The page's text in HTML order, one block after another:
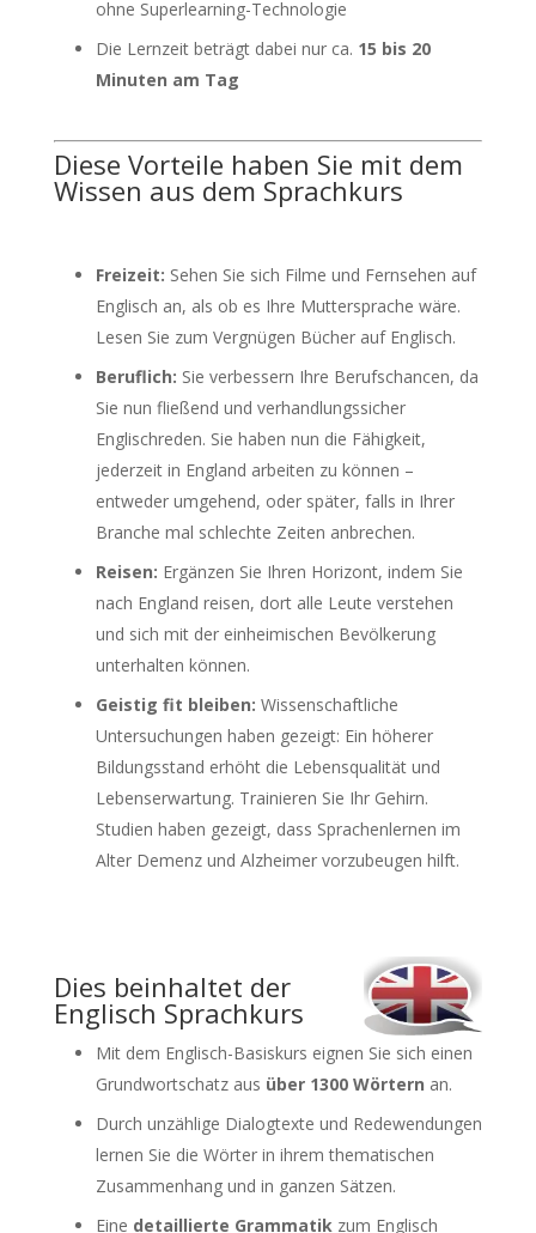
ohne Superlearning-Technologie
Die Lernzeit beträgt dabei nur ca. 15 bis 20
Minuten am Tag
Diese Vorteile haben Sie mit dem
Wissen aus dem Sprachkurs
Freizeit: Sehen Sie sich Filme und Fernsehen auf
Englisch an, als ob es Ihre Muttersprache wäre.
Lesen Sie zum Vergnügen Bücher auf Englisch.
Beruflich: Sie verbessern Ihre Berufschancen, da
Sie nun fließend und verhandlungssicher
Englischreden. Sie haben nun die Fähigkeit,
jederzeit in England arbeiten zu können –
entweder umgehend, oder später, falls in Ihrer
Branche mal schlechte Zeiten anbrechen.
Reisen: Ergänzen Sie Ihren Horizont, indem Sie
nach England reisen, dort alle Leute verstehen
und sich mit der einheimischen Bevölkerung
unterhalten können.
Geistig fit bleiben: Wissenschaftliche
Untersuchungen haben gezeigt: Ein höherer
Bildungsstand erhöht die Lebensqualität und
Lebenserwartung. Trainieren Sie Ihr Gehirn.
Studien haben gezeigt, dass Sprachenlernen im
Alter Demenz und Alzheimer vorzubeugen hilft.
Dies beinhaltet der
Englisch Sprachkurs
Mit dem Englisch-Basiskurs eignen Sie sich einen
Grundwortschatz aus über 1300 Wörtern an.
Durch unzählige Dialogtexte und Redewendungen
lernen Sie die Wörter in ihrem thematischen
Zusammenhang und in ganzen Sätzen.
Eine detaillierte Grammatik zum Englisch